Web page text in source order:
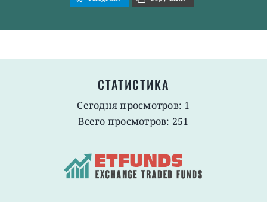
СТАТИСТИКА
Сегодня просмотров: 1
Всего просмотров: 251